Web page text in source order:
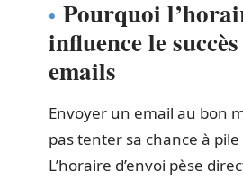
Pourquoi
influence le
emails
Envoyer un email au bon
pas tenter sa chance à
L’horaire d’envoi pèse